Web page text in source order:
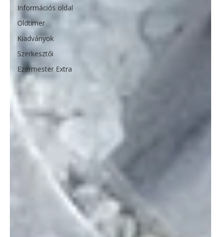
Információs oldal
Oldtimer
Kiadványok
Szerkesztői
Ezermester Extra